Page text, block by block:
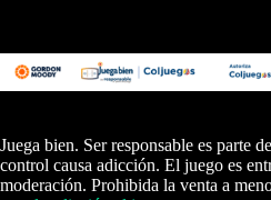
Juega bien. Ser responsable es parte
control causa adicción. El juego es
moderación. Prohibida la venta a